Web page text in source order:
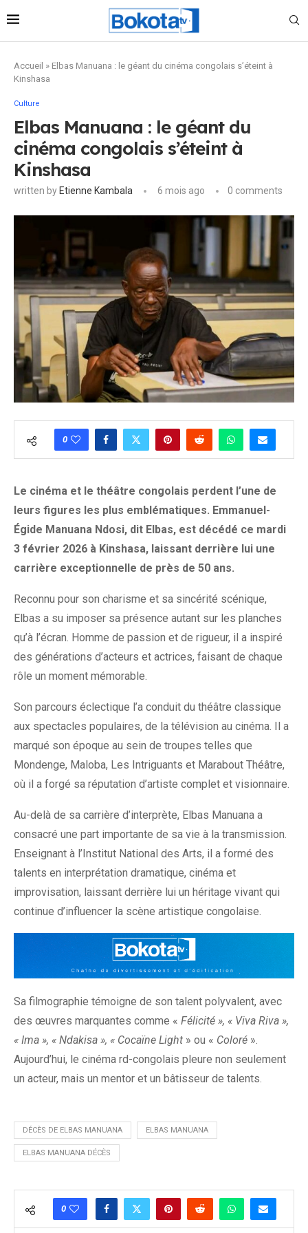
Accueil » Elbas Manuana : le géant du cinéma congolais s’éteint à
Kinshasa
Culture
Elbas Manuana : le géant du
cinéma congolais s’éteint à
Kinshasa
written by Etienne Kambala 6 mois ago 0 comments
0
Le cinéma et le théâtre congolais perdent l’une de
leurs figures les plus emblématiques. Emmanuel-
Égide Manuana Ndosi, dit Elbas, est décédé ce mardi
3 février 2026 à Kinshasa, laissant derrière lui une
carrière exceptionnelle de près de 50 ans.
Reconnu pour son charisme et sa sincérité scénique,
Elbas a su imposer sa présence autant sur les planches
qu’à l’écran. Homme de passion et de rigueur, il a inspiré
des générations d’acteurs et actrices, faisant de chaque
rôle un moment mémorable.
Son parcours éclectique l’a conduit du théâtre classique
aux spectacles populaires, de la télévision au cinéma. Il a
marqué son époque au sein de troupes telles que
Mondenge, Maloba, Les Intriguants et Marabout Théâtre,
où il a forgé sa réputation d’artiste complet et visionnaire.
Au-delà de sa carrière d’interprète, Elbas Manuana a
consacré une part importante de sa vie à la transmission.
Enseignant à l’Institut National des Arts, il a formé des
talents en interprétation dramatique, cinéma et
improvisation, laissant derrière lui un héritage vivant qui
continue d’influencer la scène artistique congolaise.
Sa filmographie témoigne de son talent polyvalent, avec
des œuvres marquantes comme « Félicité », « Viva Riva »,
« Ima », « Ndakisa », « Cocaïne Light » ou « Coloré ».
Aujourd’hui, le cinéma rd-congolais pleure non seulement
un acteur, mais un mentor et un bâtisseur de talents.
DÉCÈS DE ELBAS MANUANA ELBAS MANUANA
ELBAS MANUANA DÉCÈS
0